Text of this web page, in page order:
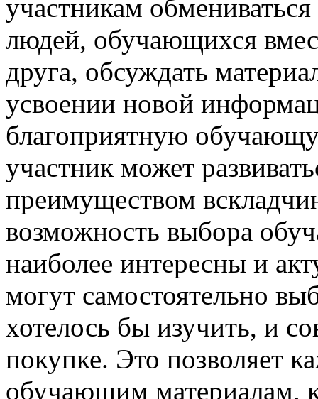
участникам
людей, обучающихся
друга, обсуждать
усвоении новой
благоприятную
участник может
преимуществом
возможность выбора
наиболее интересны и
могут самостоятельно
хотелось бы изучить, и
покупке. Это позволяет
обучающим материалам,